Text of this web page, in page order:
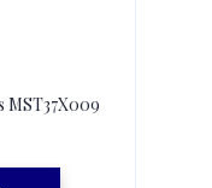
MST37X009